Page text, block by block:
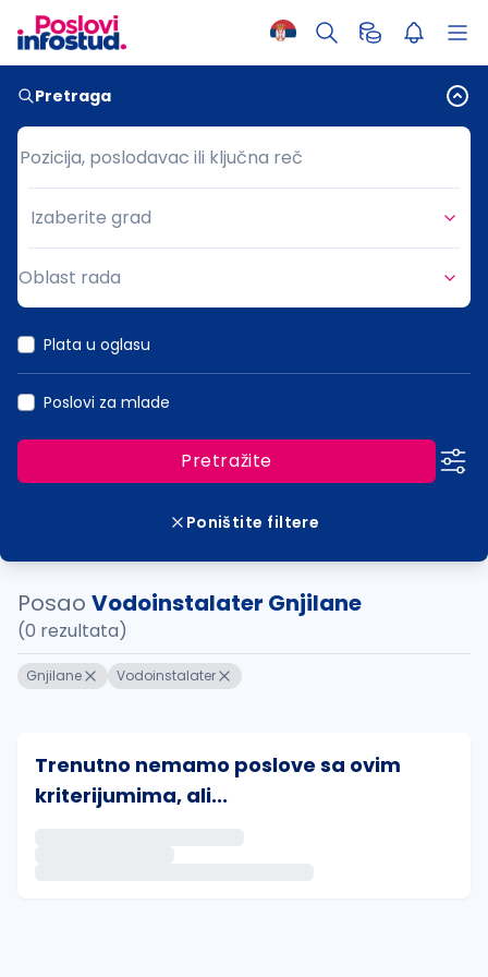
Pretraga
Pozicija, poslodavac ili ključna reč
Pozicija, poslodavac ili ključna reč
Grad
Izaberite grad
Oblast rada
Plata u oglasu
Poslovi za mlade
Pretražite
Poništite filtere
Posao Vodoinstalater Gnjilane
(0 rezultata)
Gnjilane Vodoinstalater
Trenutno nemamo poslove sa ovim
kriterijumima, ali...